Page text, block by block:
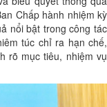
Chấp hành nhiệm kỳ
nổi bật trong công tác
túc chỉ ra hạn chế,
rõ mục tiêu, nhiệm vụ